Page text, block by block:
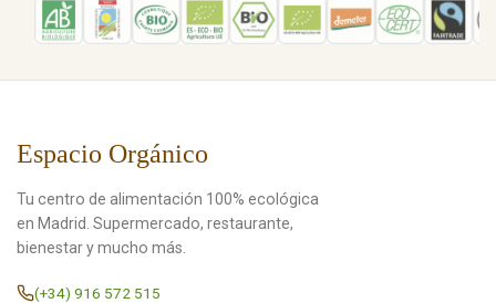
Espacio Orgánico
Tu centro de alimentación 100% ecológica
en Madrid. Supermercado, restaurante,
bienestar y mucho más.
(+34) 916 572 515